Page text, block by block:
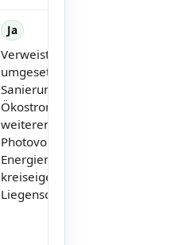
Ja
Verweist auf bereits
umgesetzte energetische
Sanierungen, Nutzung von
Ökostrom sowie geplanten
weiteren Ausbau von
Photovoltaik und
Energiemanagement auf
kreiseigenen
Liegenschaften.